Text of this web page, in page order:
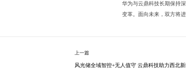
华为与云鼎科技长期保持
变革。面向未来，双方将
上一篇
风光储全域智控+无人值守 云鼎科技助力西北